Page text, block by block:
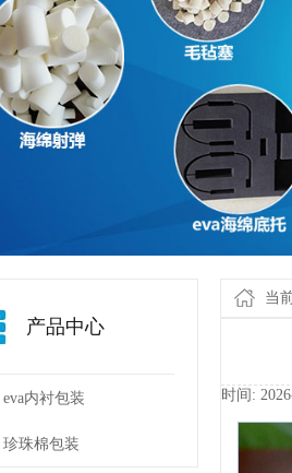
产品中心
eva内衬包装
珍珠棉包装
当
时间